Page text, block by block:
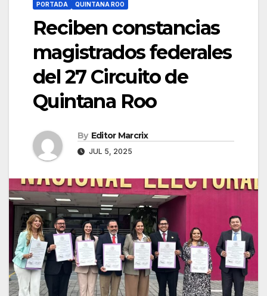
PORTADA QUINTANA ROO
Reciben constancias
magistrados federales
del 27 Circuito de
Quintana Roo
By Editor Marcrix
JUL 5, 2025